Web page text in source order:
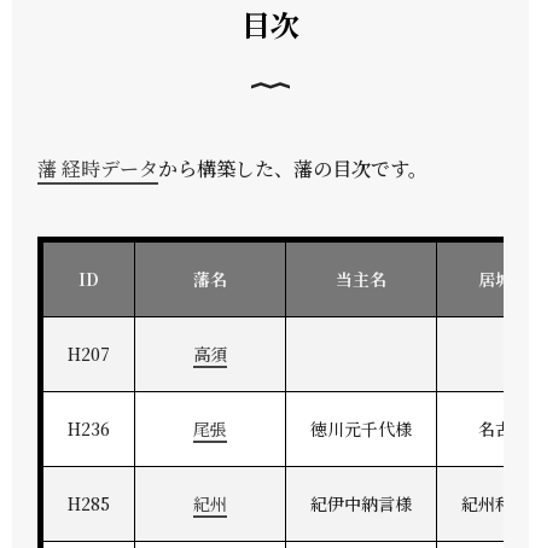
目次
藩 経時データから構築した、藩の目次です。
ID 藩名 当主名 居城地
H207 高須
H236 尾張 徳川元千代様 名古屋
H285 紀州 紀伊中納言様 紀州和歌